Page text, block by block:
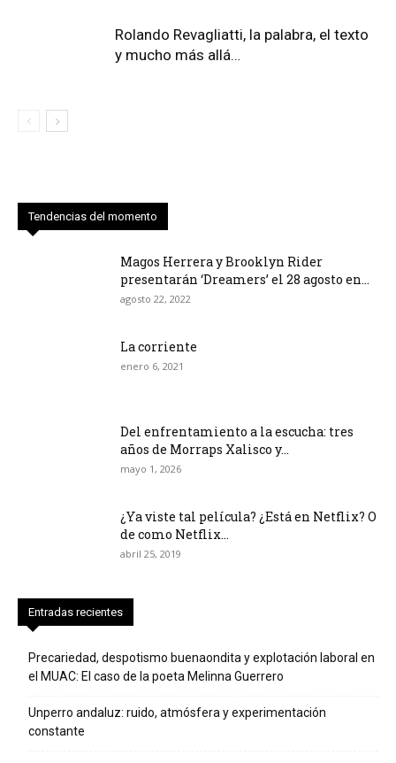
Rolando Revagliatti, la palabra, el texto
y mucho más allá…
Tendencias del momento
Magos Herrera y Brooklyn Rider
presentarán ‘Dreamers’ el 28 agosto en...
agosto 22, 2022
La corriente
enero 6, 2021
Del enfrentamiento a la escucha: tres
años de Morraps Xalisco y...
mayo 1, 2026
¿Ya viste tal película? ¿Está en Netflix? O
de como Netflix...
abril 25, 2019
Entradas recientes
Precariedad, despotismo buenaondita y explotación laboral en
el MUAC: El caso de la poeta Melinna Guerrero
Unperro andaluz: ruido, atmósfera y experimentación
constante